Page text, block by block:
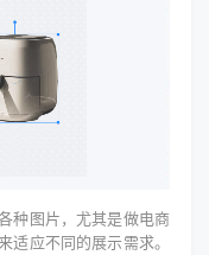
种图片，尤其是做电商
适应不同的展示需求。